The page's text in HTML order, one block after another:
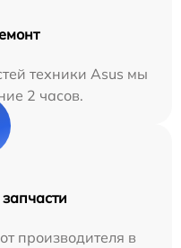
техники Asus мы
2 часов.
производителя в